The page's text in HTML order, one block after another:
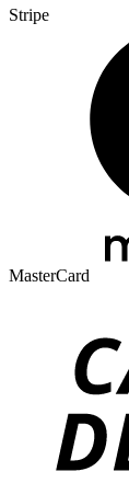
Stripe
MasterCard